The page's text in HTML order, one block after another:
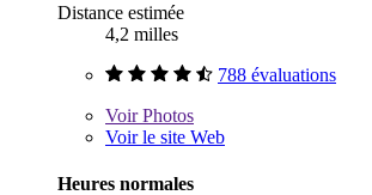
Distance estimée
4,2 milles
788 évaluations
VoirPhotos
Voir le site Web
Heures normales